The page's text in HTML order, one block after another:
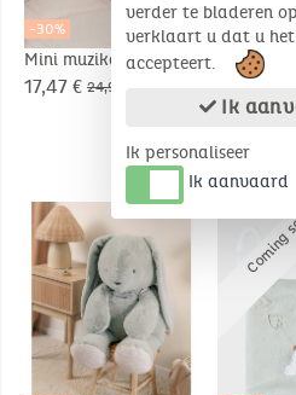
-30%
Mini muzikale knuffel
20cm - Snow
17,47 € 24,95 €
-30%
Mini
20cm -
17,47 €
verder te bladeren
verklaart u dat u
accepteert.
Ik
Ik personaliseer
Ik aanvaard